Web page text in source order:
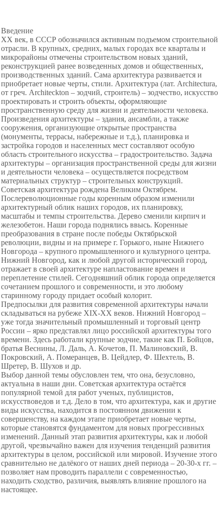
Введение
ХХ век, в СССР обозначился активным подъемом строительной
отрасли. В крупных, средних, малых городах все кварталы и
микрорайоны отмечены строительством новых зданий,
реконструкцией ранее возведенных домов и общественных,
производственных зданий. Сама архитектура развивается и
приобретает новые черты, стили. Архитектура (лат. Architectura,
от греч. Architeckton – зодчий, строитель) – зодчество, искусство
проектировать и строить объекты, оформляющие
пространственную среду для жизни и деятельности человека.
Произведения архитектуры – здания, ансамбли, а также
сооружения, организующие открытые пространства
(монументы, террасы, набережные и т.д.), планировка и
застройка городов и населенных мест составляют особую
область строительного искусства – градостроительство. Задача
архитектуры – организация пространственной среды для жизни
и деятельности человека – осуществляется посредством
материальных структур – строительных конструкций.
Советская архитектура рождена Великим Октябрем.
Послереволюционные годы коренным образом изменили
архитектурный облик наших городов, их планировку,
масштабы и темпы строительства. Дерево сменили кирпич и
железобетон. Наши города поднялись ввысь. Коренные
преобразования в стране после победы Октябрьской
революции, видны и на примере г. Горького, ныне Нижнего
Новгорода – крупного промышленного и культурного центра.
Нижний Новгород, как и любой другой исторический город,
отражает в своей архитектуре напластование времен и
переплетение стилей. Сегодняшний облик города определяется
сочетанием прошлого и современности, и это любому
старинному городу придает особый колорит.
Предпосылки для развития современной архитектуры начали
складываться на рубеже XIX-XX веков. Нижний Новгород –
уже тогда значительный промышленный и торговый центр
России – ярко представлял лицо российской архитектуры того
времени. Здесь работали крупные зодчие, такие как П. Бойцов,
братья Веснины, Л. Даль, А. Кочетов, П. Малиновский, В.
Покровский, А. Померанцев, В. Цейдлер, Ф. Шехтель, В.
Шретер, В. Шухов и др.
Выбор данной темы обусловлен тем, что она, безусловно,
актуальна в наши дни. Советская архитектура остаётся
популярной темой для работ ученых, публицистов,
искусствоведов и т.д. Дело в том, что архитектура, как и другие
виды искусства, находится в постоянном движении к
совершенству, на каждом этапе приобретает новые черты,
которые становятся фундаментом для новых прогрессивных
изменений. Данный этап развития архитектуры, как и любой
другой, чрезвычайно важен для изучения тенденций развития
архитектуры в целом, российской или мировой. Изучение этого
сравнительно не далёкого от наших дней периода – 20-30-х гг. –
позволяет нам проводить параллели с современностью,
находить сходство, различия, выявлять влияние прошлого на
настоящее.